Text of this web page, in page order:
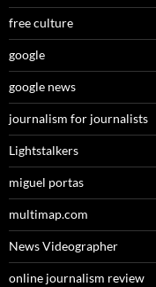
free culture
google
google news
journalism for journalists
Lightstalkers
miguel portas
multimap.com
News Videographer
online journalism review